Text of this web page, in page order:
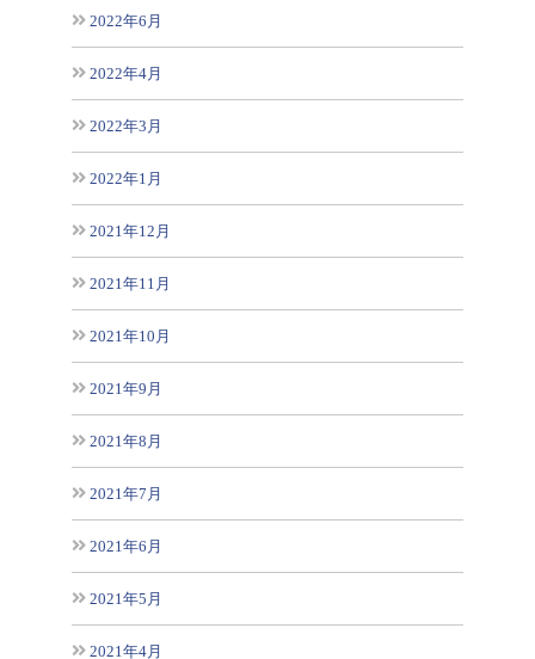
2022年6月
2022年4月
2022年3月
2022年1月
2021年12月
2021年11月
2021年10月
2021年9月
2021年8月
2021年7月
2021年6月
2021年5月
2021年4月